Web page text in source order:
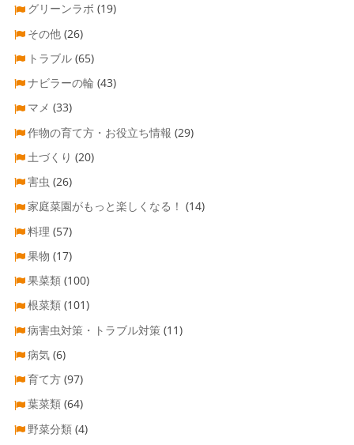
グリーンラボ (19)
その他 (26)
トラブル (65)
ナビラーの輪 (43)
マメ (33)
作物の育て方・お役立ち情報 (29)
土づくり (20)
害虫 (26)
家庭菜園がもっと楽しくなる！ (14)
料理 (57)
果物 (17)
果菜類 (100)
根菜類 (101)
病害虫対策・トラブル対策 (11)
病気 (6)
育て方 (97)
葉菜類 (64)
野菜分類 (4)